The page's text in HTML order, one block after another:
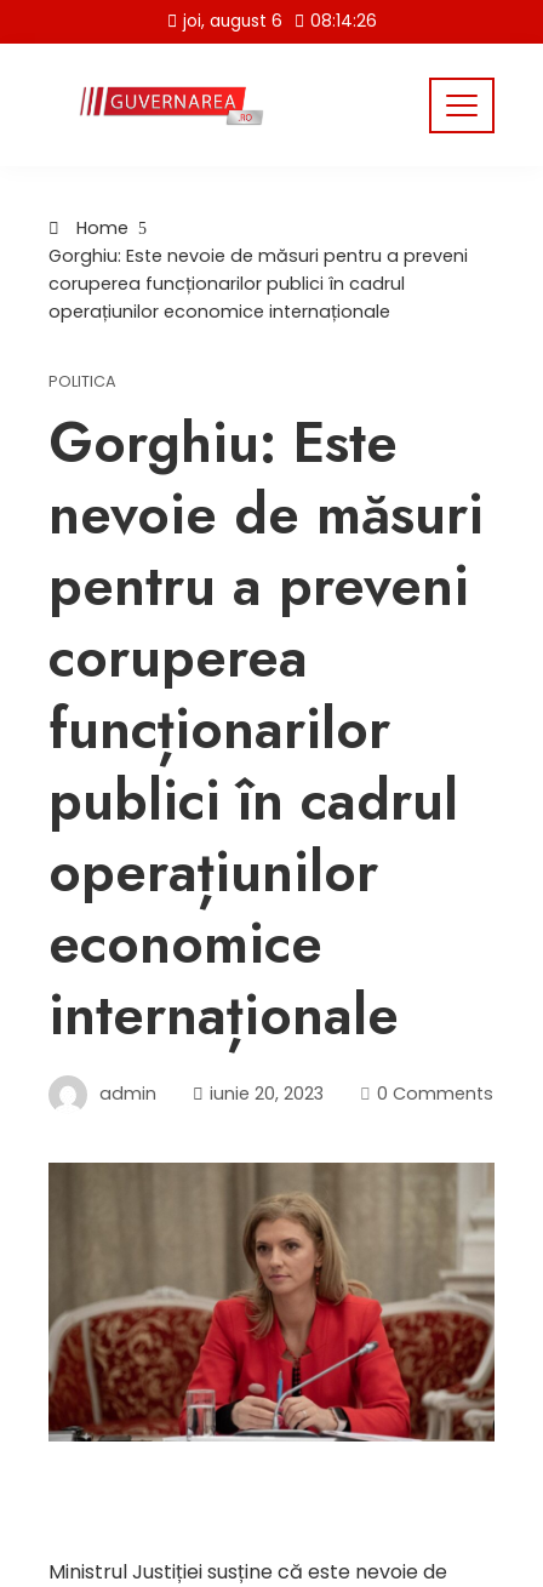
to
joi, august 6 08:14:27
Home
Gorghiu: Este nevoie de măsuri pentru a preveni
coruperea funcționarilor publici în cadrul
operațiunilor economice internaționale
POLITICA
Gorghiu: Este
nevoie de măsuri
pentru a preveni
coruperea
funcționarilor
publici în cadrul
operațiunilor
economice
internaționale
admin iunie 20, 2023 0 Comments
Ministrul Justiției susține că este nevoie de